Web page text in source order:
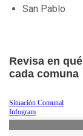
San Pablo
Revisa en
cada comuna
Situación Comunal
Infogram